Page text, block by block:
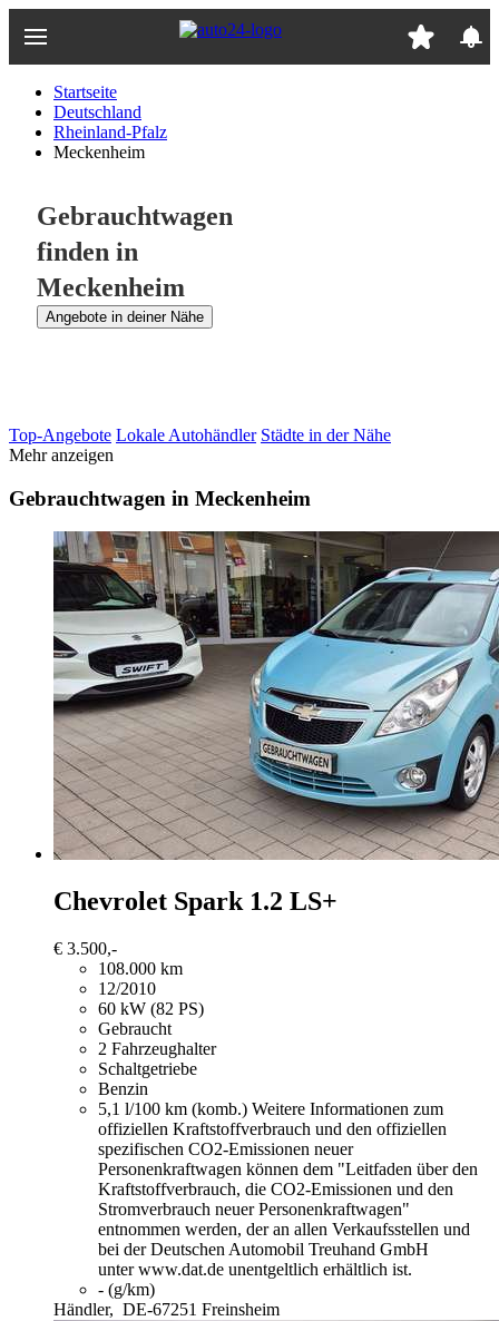
Hauptinhalt
Startseite
Deutschland
Rheinland-Pfalz
Meckenheim
Gebrauchtwagen
finden in
Meckenheim
Angebote in deiner Nähe
Top-Angebote Lokale Autohändler Städte in der Nähe
Mehr anzeigen
Gebrauchtwagen in Meckenheim
Chevrolet Spark 1.2 LS+
€ 3.500,-
108.000 km
12/2010
60 kW (82 PS)
Gebraucht
2 Fahrzeughalter
Schaltgetriebe
Benzin
5,1 l/100 km (komb.) Weitere Informationen zum
offiziellen Kraftstoffverbrauch und den offiziellen
spezifischen CO2-Emissionen neuer
Personenkraftwagen können dem "Leitfaden über den
Kraftstoffverbrauch, die CO2-Emissionen und den
Stromverbrauch neuer Personenkraftwagen"
entnommen werden, der an allen Verkaufsstellen und
bei der Deutschen Automobil Treuhand GmbH
unter www.dat.de unentgeltlich erhältlich ist.
- (g/km)
Händler, DE-67251 Freinsheim